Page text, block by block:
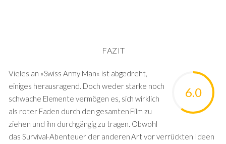
FAZIT
6.0
Vieles an »Swiss Army Man« ist abgedreht,
einiges herausragend. Doch weder starke noch
schwache Elemente vermögen es, sich wirklich
als roter Faden durch den gesamten Film zu
ziehen und ihn durchgängig zu tragen. Obwohl
das Survival-Abenteuer der anderen Art vor verrückten Ideen